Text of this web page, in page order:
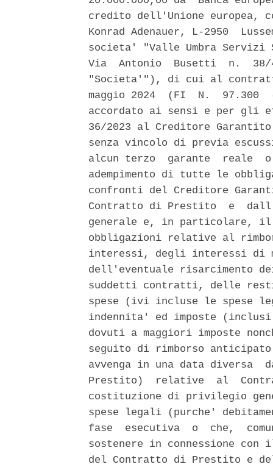
credito dell'Unione europea,
Konrad Adenauer, L-2950
societa' "Valle Umbra Servizi
Via  Antonio  Busetti  n.  38/
"Societa'"), di cui al
maggio 2024  (FI  N.
accordato ai sensi e per
36/2023 al Creditore
senza vincolo di previa
alcun terzo  garante  reale
adempimento di tutte le
confronti del Creditore
Contratto di Prestito  e
generale e, in particolare, il
obbligazioni relative al
interessi, degli interessi di
dell'eventuale risarcimento
suddetti contratti, delle
spese (ivi incluse le spese
indennita' ed imposte
dovuti a maggiori imposte
seguito di rimborso
avvenga in una data
Prestito)  relative  al
costituzione di privilegio
spese legali (purche'
fase  esecutiva  o  che,
sostenere in connessione con
del Contratto di Prestito e